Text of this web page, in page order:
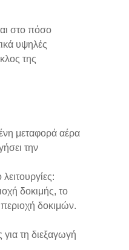
στο πόσο
υψηλές
της
μεταφορά αέρα
την
δοκιμής, το
δοκιμών.
τη διεξαγωγή